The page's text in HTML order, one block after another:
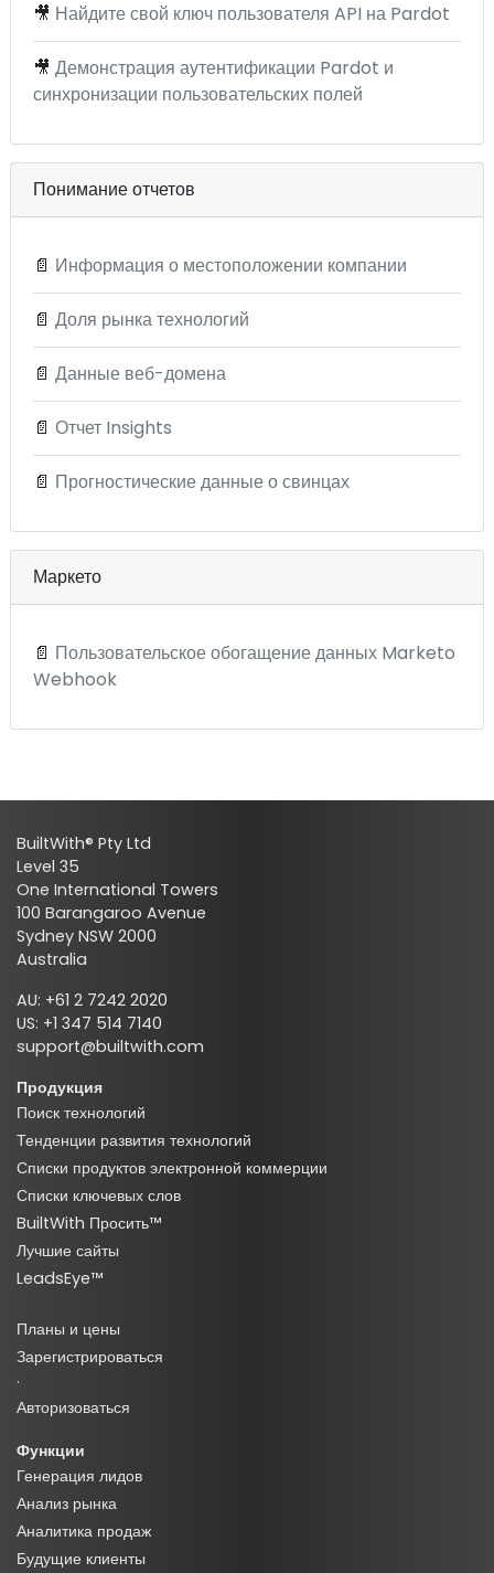
🎥 Найдите свой ключ пользователя API на Pardot
🎥 Демонстрация аутентификации Pardot и
синхронизации пользовательских полей
Понимание отчетов
📄 Информация о местоположении компании
📄 Доля рынка технологий
📄 Данные веб-домена
📄 Отчет Insights
📄 Прогностические данные о свинцах
Маркето
📄 Пользовательское обогащение данных Marketo
Webhook
BuiltWith® Pty Ltd
Level 35
One International Towers
100 Barangaroo Avenue
Sydney NSW 2000
Australia
AU: +61 2 7242 2020
US: +1 347 514 7140
support@builtwith.com
Продукция
Поиск технологий
Тенденции развития технологий
Списки продуктов электронной коммерции
Списки ключевых слов
BuiltWith Просить™
Лучшие сайты
LeadsEye™
Планы и цены
Зарегистрироваться
·
Авторизоваться
Функции
Генерация лидов
Анализ рынка
Аналитика продаж
Будущие клиенты